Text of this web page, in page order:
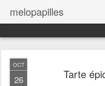
melopapilles
OCT
26 Tarte